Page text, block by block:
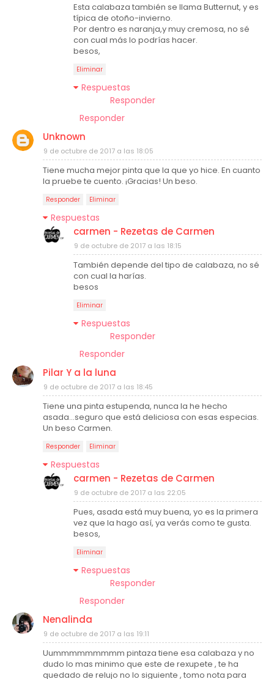
Esta calabaza también se llama Butternut, y es
típica de otoño-invierno.
Por dentro es naranja,y muy cremosa, no sé
con cual más lo podrías hacer.
besos,
Eliminar
Respuestas
Responder
Responder
Unknown
9 de octubre de 2017 a las 18:05
Tiene mucha mejor pinta que la que yo hice. En cuanto
la pruebe te cuento. ¡Gracias! Un beso.
Responder Eliminar
Respuestas
carmen - Rezetas de Carmen
9 de octubre de 2017 a las 18:15
También depende del tipo de calabaza, no sé
con cual la harías.
besos
Eliminar
Respuestas
Responder
Responder
Pilar Y a la luna
9 de octubre de 2017 a las 18:45
Tiene una pinta estupenda, nunca la he hecho
asada...seguro que está deliciosa con esas especias.
Un beso Carmen.
Responder Eliminar
Respuestas
carmen - Rezetas de Carmen
9 de octubre de 2017 a las 22:05
Pues, asada está muy buena, yo es la primera
vez que la hago así, ya verás como te gusta.
besos,
Eliminar
Respuestas
Responder
Responder
Nenalinda
9 de octubre de 2017 a las 19:11
Uummmmmmmmm pintaza tiene esa calabaza y no
dudo lo mas minimo que este de rexupete , te ha
quedado de relujo no lo siguiente , tomo nota para